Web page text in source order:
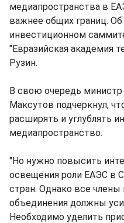
медиапространства в
важнее общих границ.
инвестиционном
"Евразийская академия
Рузин.
В свою очередь
Максутов подчеркнул,
расширять и углублять
медиапространство.
"Но нужно повысить
освещения роли ЕАЭС в
стран. Однако все члены
объединения должны
Необходимо уделить